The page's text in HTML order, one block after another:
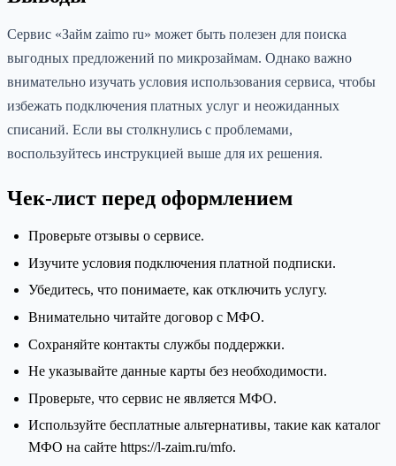
Сервис «Займ zaimo ru» может быть полезен для поиска
выгодных предложений по микрозаймам. Однако важно
внимательно изучать условия использования сервиса, чтобы
избежать подключения платных услуг и неожиданных
списаний. Если вы столкнулись с проблемами,
воспользуйтесь инструкцией выше для их решения.
Чек-лист перед оформлением
Проверьте отзывы о сервисе.
Изучите условия подключения платной подписки.
Убедитесь, что понимаете, как отключить услугу.
Внимательно читайте договор с МФО.
Сохраняйте контакты службы поддержки.
Не указывайте данные карты без необходимости.
Проверьте, что сервис не является МФО.
Используйте бесплатные альтернативы, такие как каталог
МФО на сайте https://l-zaim.ru/mfo.